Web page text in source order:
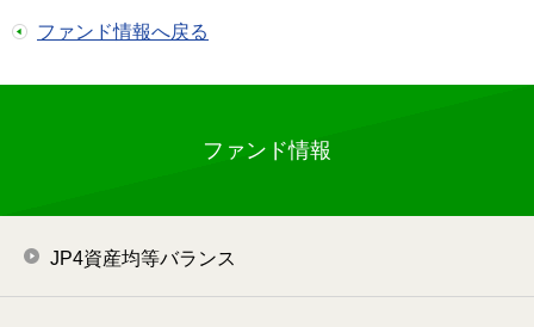
ファンド情報へ戻る
ファンド情報
JP4資産均等バランス